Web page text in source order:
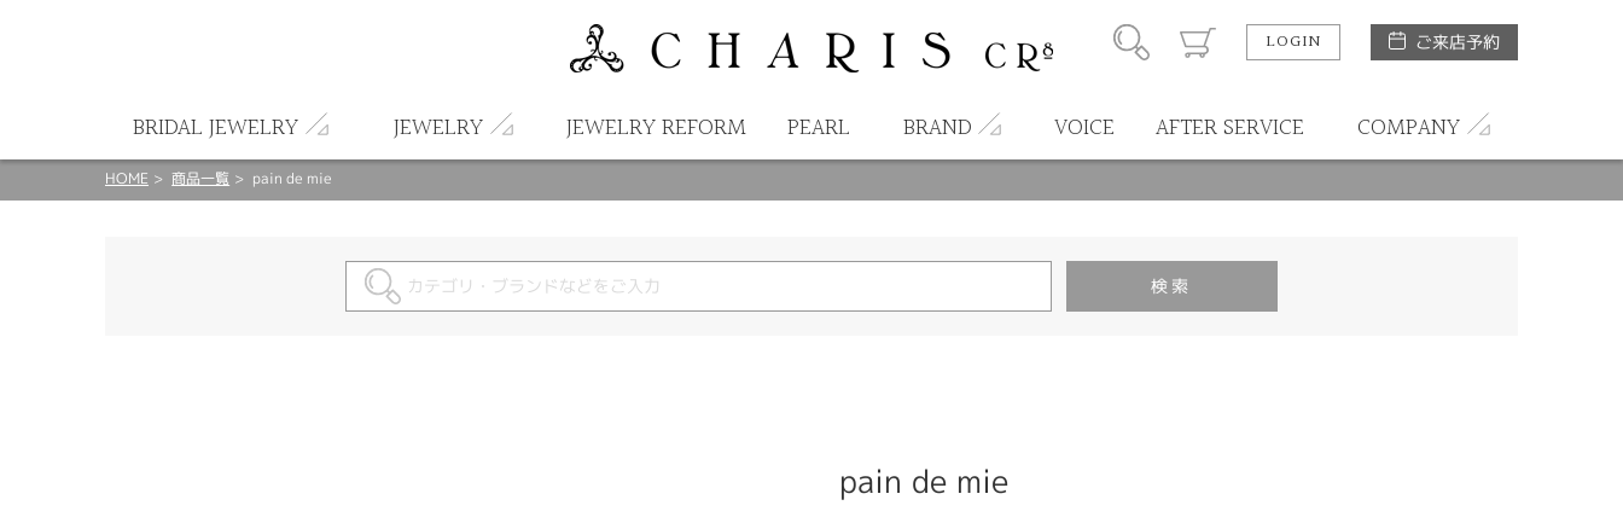
LOGIN ご来店予約
BRIDAL JEWELRY JEWELRY JEWELRY REFORM PEARL BRAND VOICE AFTER SERVICE COMPANY
HOME 商品一覧 pain de mie
pain de mie